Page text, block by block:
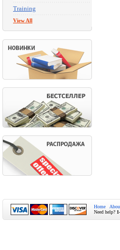
Training
View All
Home
Need help?